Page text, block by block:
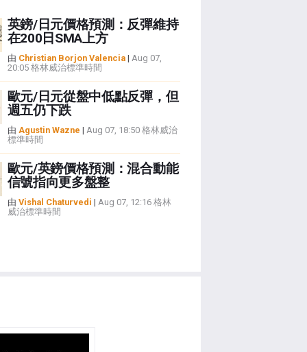
英鎊/日元價格預測：反彈維持
在200日SMA上方
由 Christian Borjon Valencia| Aug 07,
20:05 格林威治標準時間
歐元/日元從盤中低點反彈，但
週五仍下跌
由 Agustin Wazne | Aug 07, 18:50 格林威治
標準時間
歐元/英鎊價格預測：混合動能
信號指向更多盤整
由 Vishal Chaturvedi | Aug 07, 12:16 格林
威治標準時間